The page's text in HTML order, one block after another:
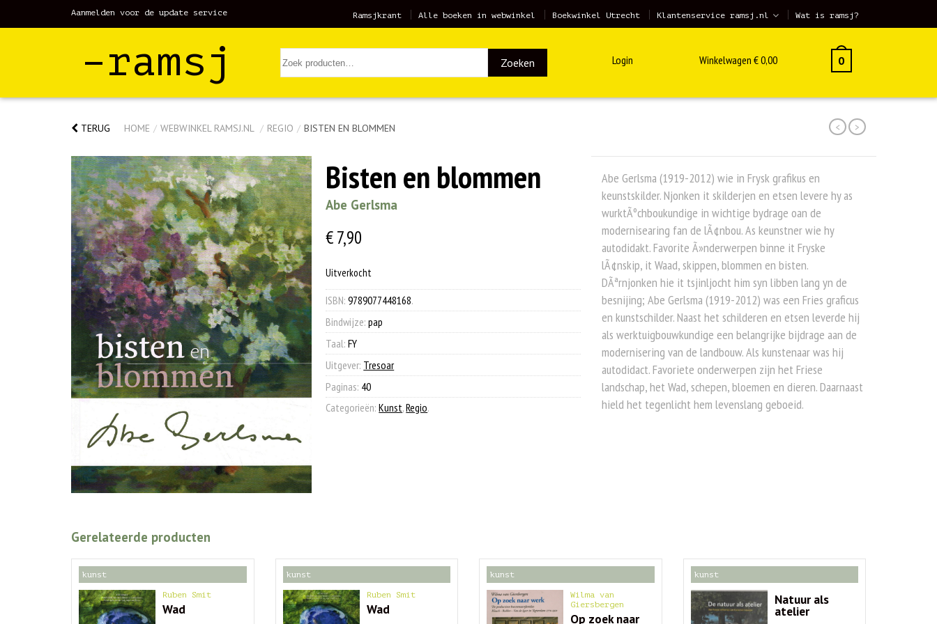
Aanmelden voor de update service Ramsjkrant Alle boeken in webwinkel Boekwinkel Utrecht Klantenservice ramsj.nl Wat is ramsj?
–ramsj Zoeken Login Winkelwagen €0,00 0
TERUG HOME / WEBWINKEL RAMSJ.NL / REGIO / BISTEN EN BLOMMEN < >
Bisten en blommen
Abe Gerlsma
€7,90
Uitverkocht
ISBN:9789077448168.
Bindwijze:pap
Taal:FY
Uitgever: Tresoar
Paginas: 40
Categorieën:Kunst,Regio.
Abe Gerlsma (1919-2012) wie in Frysk grafikus en
keunstskilder. Njonken it skilderjen en etsen levere hy as
wurktÃºchboukundige in wichtige bydrage oan de
modernisearing fan de lÃ¢nbou. As keunstner wie hy
autodidakt. Favorite Ã»nderwerpen binne it Fryske
lÃ¢nskip, it Waad, skippen, blommen en bisten.
DÃªrnjonken hie it tsjinljocht him syn libben lang yn de
besnijing; Abe Gerlsma (1919-2012) was een Fries graficus
en kunstschilder. Naast het schilderen en etsen leverde hij
als werktuigbouwkundige een belangrijke bijdrage aan de
modernisering van de landbouw. Als kunstenaar was hij
autodidact. Favoriete onderwerpen zijn het Friese
landschap, het Wad, schepen, bloemen en dieren. Daarnaast
hield het tegenlicht hem levenslang geboeid.
Gerelateerde producten
kunst
Ruben Smit
Wad
kunst
Ruben Smit
Wad
kunst
Wilma van
Giersbergen
Op zoek naar
kunst
Natuur als
atelier